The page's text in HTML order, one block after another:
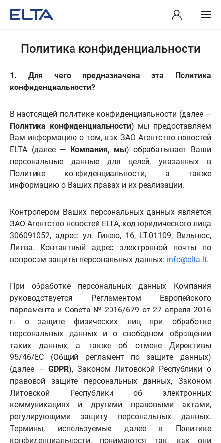
Политика конфиденциальности
1. Для чего предназначена эта Политика
конфиденциальности?
В настоящей политике конфиденциальности (далее —
Политика конфиденциальности) мы предоставляем
Вам информацию о том, как ЗАО Агентство новостей
ELTA (далее — Компания, мы) обрабатывает Ваши
персональные данные для целей, указанных в
Политике конфиденциальности, а также
информацию о Ваших правах и их реализации.
Контролером Ваших персональных данных является
ЗАО Агентство новостей ELTA, код юридического лица
306091052, адрес: ул. Гинею, 16, LT-01109, Вильнюс,
Литва. Контактный адрес электронной почты по
вопросам защиты персональных данных: info@elta.lt.
При обработке персональных данных Компания
руководствуется Регламентом Европейского
парламента и Совета № 2016/679 от 27 апреля 2016
г. о защите физических лиц при обработке
персональных данных и о свободном обращении
таких данных, а также об отмене Директивы
95/46/EC (Общий регламент по защите данных)
(далее —GDPR), Законом Литовской Республики о
правовой защите персональных данных, Законом
Литовской Республики об электронных
коммуникациях и другими правовыми актами,
регулирующими защиту персональных данных.
Термины, используемые далее в Политике
конфиденциальности, понимаются так, как они